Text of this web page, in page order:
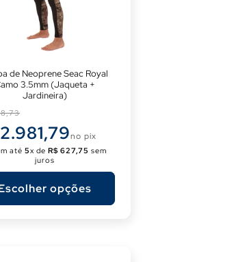
de Neoprene Seac Royal
3.5mm (Jaqueta +
Jardineira)
no pix
até 5x de R$ 627,75 sem
juros
opções